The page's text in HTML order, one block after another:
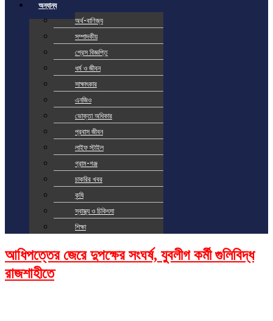
অন্যান্য
অর্থ-বাণিজ্য
সম্পাদকীয়
প্রেস বিজ্ঞপ্তি
ধর্ম ও জীবন
সাক্ষাৎকার
এনজিও
ভোক্তা অধিকার
প্রবাস জীবন
লাইফ স্টাইল
গ্রাম-গঞ্জ
চাকরির খবর
কৃষি
স্বাস্থ্য ও চিকিৎসা
শিক্ষা
আধিপত্তের জেরে দুপক্ষের সংঘর্ষ, যুবলীগ কর্মী গুলিবিদ্ধ
রাজশাহীতে